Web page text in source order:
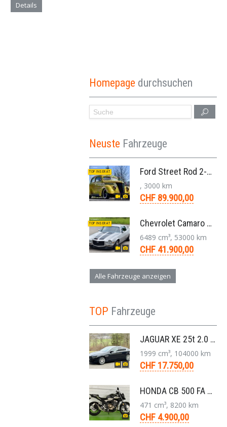
Details
Homepage durchsuchen
Neuste Fahrzeuge
TOP INSERAT Ford Street Rod 2-Door V8 Aut. 1937
, 3000 km
CHF 89.900,00
TOP INSERAT Chevrolet Camaro SS 396 LS3 Coupe Aut. 1971
6489 cm³, 53000 km
CHF 41.900,00
Alle Fahrzeuge anzeigen
TOP Fahrzeuge
JAGUAR XE 25t 2.0 Portfolio AWD 8-Gang-Aut. 2018
1999 cm³, 104000 km
CHF 17.750,00
HONDA CB 500 FA ABS Naked Bike 2020
471 cm³, 8200 km
CHF 4.900,00